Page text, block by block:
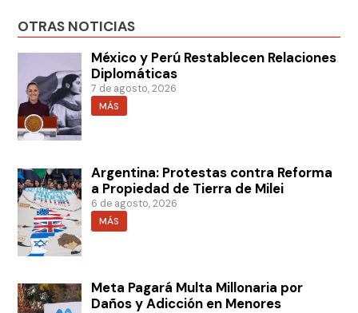
OTRAS NOTICIAS
México y Perú Restablecen Relaciones
Diplomáticas
7 de agosto, 2026
MÁS
Argentina: Protestas contra Reforma
a Propiedad de Tierra de Milei
6 de agosto, 2026
MÁS
Meta Pagará Multa Millonaria por
Daños y Adicción en Menores